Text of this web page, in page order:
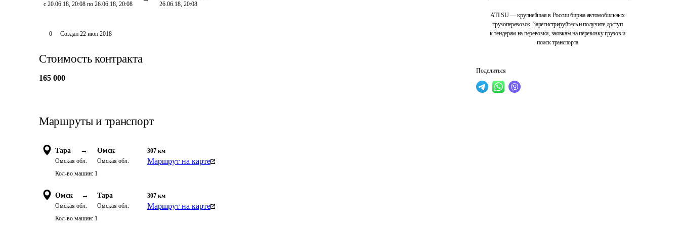
с 20.06.18, 20:08 по 26.06.18, 20:08
26.06.18, 20:08
ATI.SU — крупнейшая в России биржа автомобильных
грузоперевозок. Зарегистрируйтесь и получите доступ
к тендерам на перевозки, заявкам на перевозку грузов и
поиск транспорта
Поделиться
0 Создан 22 июн 2018
Стоимость контракта
165 000
Маршруты и транспорт
Тара →
Омская обл.
Омск
Омская обл.
307 км
Маршрут на карте
Кол-во машин: 1
Омск →
Омская обл.
Тара
Омская обл.
307 км
Маршрут на карте
Кол-во машин: 1